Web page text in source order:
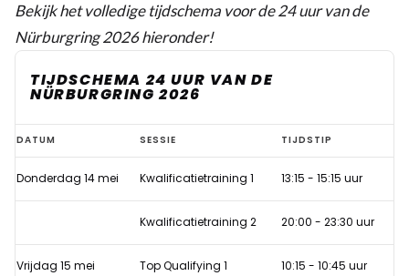
Bekijk het volledige tijdschema voor de 24 uur van de
Nürburgring 2026 hieronder!
TIJDSCHEMA 24 UUR VAN DE
NÜRBURGRING 2026
Tijdschema
24
uur
Nürburgring
DATUM SESSIE TIJDSTIP
Donderdag 14 mei Kwalificatietraining 1 13:15 - 15:15 uur
Kwalificatietraining 2 20:00 - 23:30 uur
Vrijdag 15 mei Top Qualifying 1 10:15 - 10:45 uur